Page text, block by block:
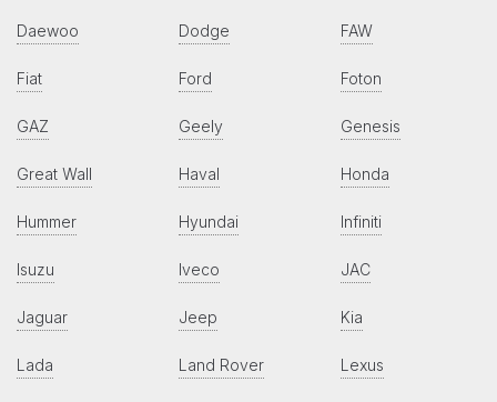
Daewoo Dodge FAW
Fiat Ford Foton
GAZ Geely Genesis
Great Wall Haval Honda
Hummer Hyundai Infiniti
Isuzu Iveco JAC
Jaguar Jeep Kia
Lada Land Rover Lexus